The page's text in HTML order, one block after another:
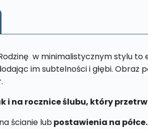
w minimalistycznym stylu to
im subtelności i głębi. Obraz
i na rocznice ślubu, który
na ścianie lubpostawienia na półce.